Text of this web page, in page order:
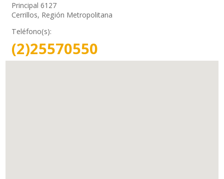
Principal 6127
Cerrillos, Región Metropolitana
Teléfono(s):
(2)25570550